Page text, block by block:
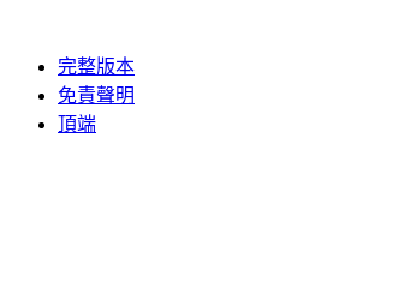
完整版本
免責聲明
頂端